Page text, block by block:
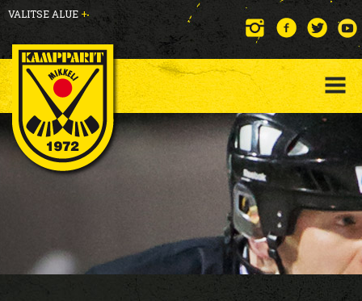
VALITSE ALUE +